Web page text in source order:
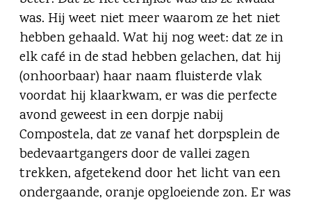
was. Hij weet niet meer waarom ze het niet
hebben gehaald. Wat hij nog weet: dat ze in
elk café in de stad hebben gelachen, dat hij
(onhoorbaar) haar naam fluisterde vlak
voordat hij klaarkwam, er was die perfecte
avond geweest in een dorpje nabij
Compostela, dat ze vanaf het dorpsplein de
bedevaartgangers door de vallei zagen
trekken, afgetekend door het licht van een
ondergaande, oranje opgloeiende zon. Er was